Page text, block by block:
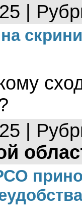
|
|